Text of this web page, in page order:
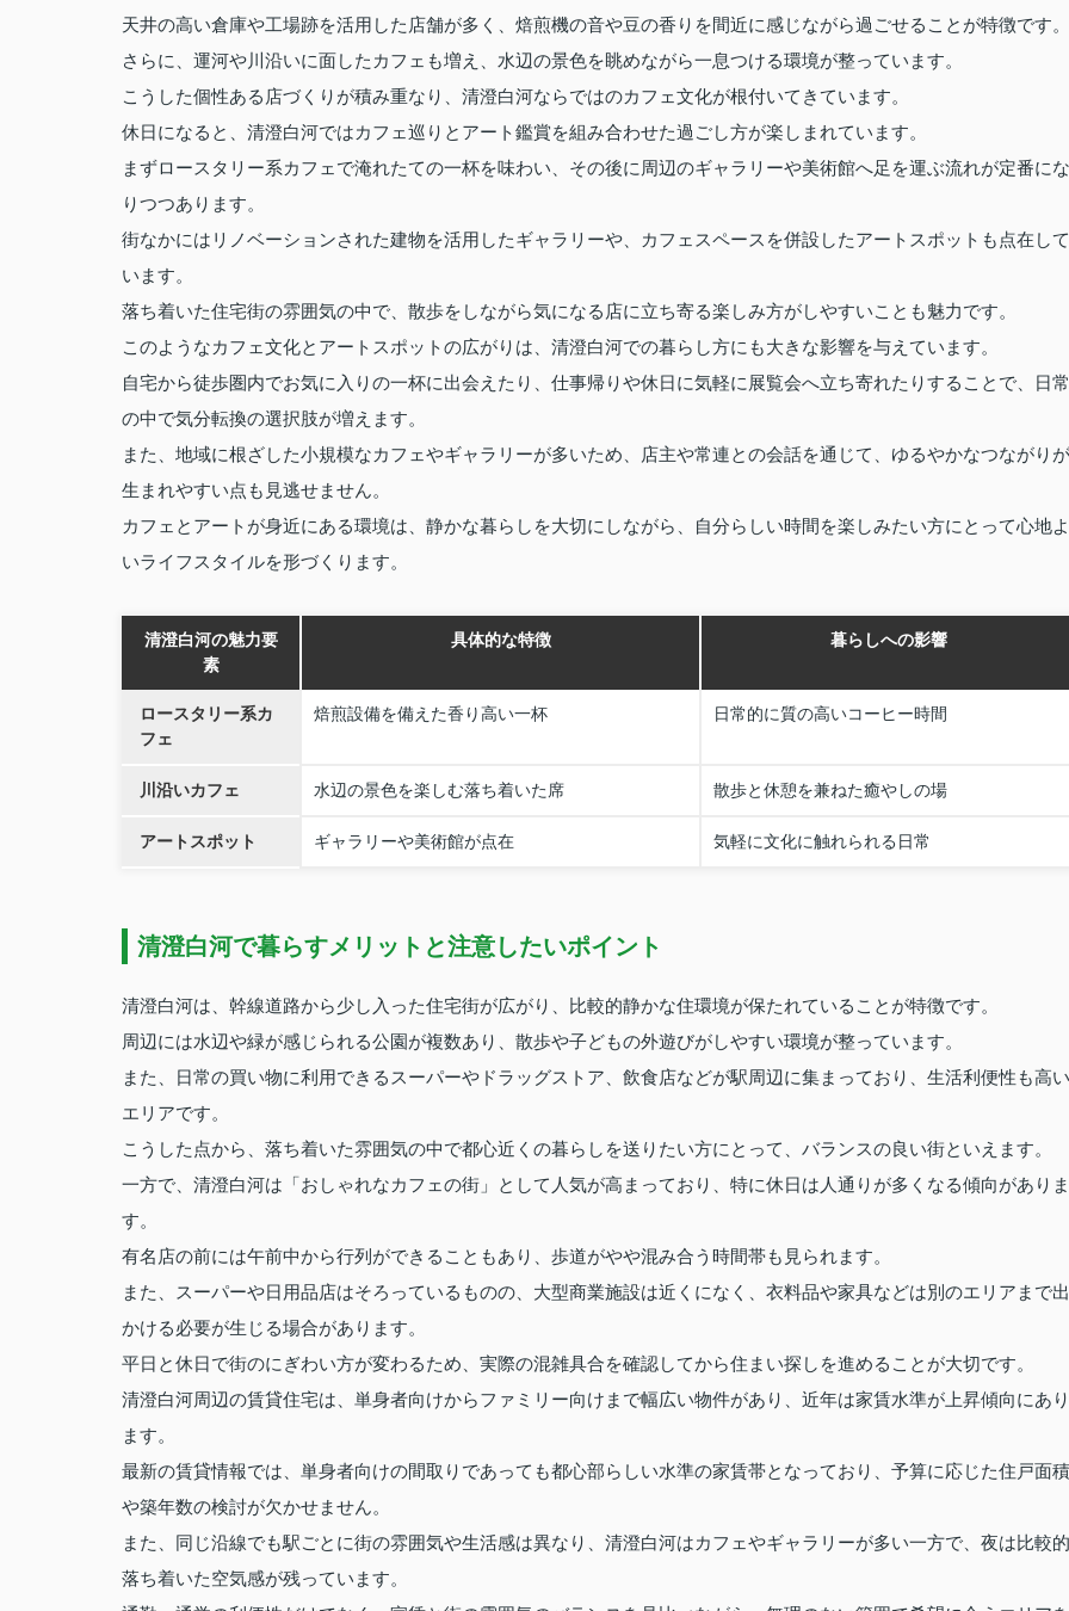
天井の高い倉庫や工場跡を活用した店舗が多く、焙煎機の音や豆の香りを間近に感じながら過ごせることが特徴です。
さらに、運河や川沿いに面したカフェも増え、水辺の景色を眺めながら一息つける環境が整っています。
こうした個性ある店づくりが積み重なり、清澄白河ならではのカフェ文化が根付いてきています。
休日になると、清澄白河ではカフェ巡りとアート鑑賞を組み合わせた過ごし方が楽しまれています。
まずロースタリー系カフェで淹れたての一杯を味わい、その後に周辺のギャラリーや美術館へ足を運ぶ流れが定番にな
りつつあります。
街なかにはリノベーションされた建物を活用したギャラリーや、カフェスペースを併設したアートスポットも点在して
います。
落ち着いた住宅街の雰囲気の中で、散歩をしながら気になる店に立ち寄る楽しみ方がしやすいことも魅力です。
このようなカフェ文化とアートスポットの広がりは、清澄白河での暮らし方にも大きな影響を与えています。
自宅から徒歩圏内でお気に入りの一杯に出会えたり、仕事帰りや休日に気軽に展覧会へ立ち寄れたりすることで、日常
の中で気分転換の選択肢が増えます。
また、地域に根ざした小規模なカフェやギャラリーが多いため、店主や常連との会話を通じて、ゆるやかなつながりが
生まれやすい点も見逃せません。
カフェとアートが身近にある環境は、静かな暮らしを大切にしながら、自分らしい時間を楽しみたい方にとって心地よ
いライフスタイルを形づくります。
清澄白河の魅力要
素
具体的な特徴 暮らしへの影響
ロースタリー系カ
フェ
焙煎設備を備えた香り高い一杯 日常的に質の高いコーヒー時間
川沿いカフェ 水辺の景色を楽しむ落ち着いた席 散歩と休憩を兼ねた癒やしの場
アートスポット ギャラリーや美術館が点在 気軽に文化に触れられる日常
清澄白河で暮らすメリットと注意したいポイント
清澄白河は、幹線道路から少し入った住宅街が広がり、比較的静かな住環境が保たれていることが特徴です。
周辺には水辺や緑が感じられる公園が複数あり、散歩や子どもの外遊びがしやすい環境が整っています。
また、日常の買い物に利用できるスーパーやドラッグストア、飲食店などが駅周辺に集まっており、生活利便性も高い
エリアです。
こうした点から、落ち着いた雰囲気の中で都心近くの暮らしを送りたい方にとって、バランスの良い街といえます。
一方で、清澄白河は「おしゃれなカフェの街」として人気が高まっており、特に休日は人通りが多くなる傾向がありま
す。
有名店の前には午前中から行列ができることもあり、歩道がやや混み合う時間帯も見られます。
また、スーパーや日用品店はそろっているものの、大型商業施設は近くになく、衣料品や家具などは別のエリアまで出
かける必要が生じる場合があります。
平日と休日で街のにぎわい方が変わるため、実際の混雑具合を確認してから住まい探しを進めることが大切です。
清澄白河周辺の賃貸住宅は、単身者向けからファミリー向けまで幅広い物件があり、近年は家賃水準が上昇傾向にあり
ます。
最新の賃貸情報では、単身者向けの間取りであっても都心部らしい水準の家賃帯となっており、予算に応じた住戸面積
や築年数の検討が欠かせません。
また、同じ沿線でも駅ごとに街の雰囲気や生活感は異なり、清澄白河はカフェやギャラリーが多い一方で、夜は比較的
落ち着いた空気感が残っています。